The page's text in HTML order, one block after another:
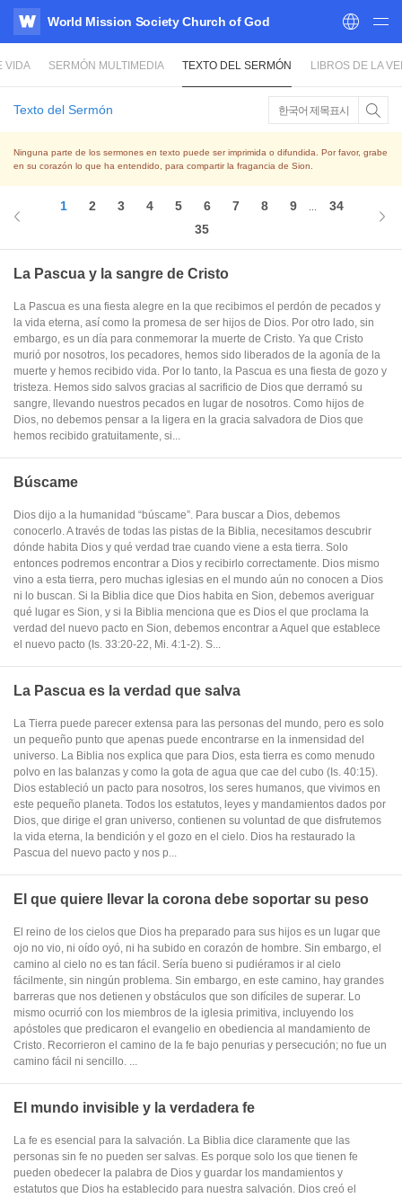
WATV
World Mission Society Church of God
VIDA SERMÓN MULTIMEDIA TEXTO DEL SERMÓN LIBROS DE LA
Texto del Sermón 한국어 제목표시
Ninguna parte de los sermones en texto puede ser imprimida o difundida. Por favor, grabe
en su corazón lo que ha entendido, para compartir la fragancia de Sion.
1 2 3 4 5 6 7 8 9
34
35
La Pascua y la sangre de Cristo
La Pascua es una fiesta alegre en la que recibimos el perdón de pecados y
la vida eterna, así como la promesa de ser hijos de Dios. Por otro lado, sin
embargo, es un día para conmemorar la muerte de Cristo. Ya que Cristo
murió por nosotros, los pecadores, hemos sido liberados de la agonía de la
muerte y hemos recibido vida. Por lo tanto, la Pascua es una fiesta de gozo y
tristeza. Hemos sido salvos gracias al sacrificio de Dios que derramó su
sangre, llevando nuestros pecados en lugar de nosotros. Como hijos de
Dios, no debemos pensar a la ligera en la gracia salvadora de Dios que
hemos recibido gratuitamente, si...
Búscame
Dios dijo a la humanidad “búscame”. Para buscar a Dios, debemos
conocerlo. A través de todas las pistas de la Biblia, necesitamos descubrir
dónde habita Dios y qué verdad trae cuando viene a esta tierra. Solo
entonces podremos encontrar a Dios y recibirlo correctamente. Dios mismo
vino a esta tierra, pero muchas iglesias en el mundo aún no conocen a Dios
ni lo buscan. Si la Biblia dice que Dios habita en Sion, debemos averiguar
qué lugar es Sion, y si la Biblia menciona que es Dios el que proclama la
verdad del nuevo pacto en Sion, debemos encontrar a Aquel que establece
el nuevo pacto (Is. 33:20-22, Mi. 4:1-2). S...
La Pascua es la verdad que salva
La Tierra puede parecer extensa para las personas del mundo, pero es solo
un pequeño punto que apenas puede encontrarse en la inmensidad del
universo. La Biblia nos explica que para Dios, esta tierra es como menudo
polvo en las balanzas y como la gota de agua que cae del cubo (Is. 40:15).
Dios estableció un pacto para nosotros, los seres humanos, que vivimos en
este pequeño planeta. Todos los estatutos, leyes y mandamientos dados por
Dios, que dirige el gran universo, contienen su voluntad de que disfrutemos
la vida eterna, la bendición y el gozo en el cielo. Dios ha restaurado la
Pascua del nuevo pacto y nos p...
El que quiere llevar la corona debe soportar su peso
El reino de los cielos que Dios ha preparado para sus hijos es un lugar que
ojo no vio, ni oído oyó, ni ha subido en corazón de hombre. Sin embargo, el
camino al cielo no es tan fácil. Sería bueno si pudiéramos ir al cielo
fácilmente, sin ningún problema. Sin embargo, en este camino, hay grandes
barreras que nos detienen y obstáculos que son difíciles de superar. Lo
mismo ocurrió con los miembros de la iglesia primitiva, incluyendo los
apóstoles que predicaron el evangelio en obediencia al mandamiento de
Cristo. Recorrieron el camino de la fe bajo penurias y persecución; no fue un
camino fácil ni sencillo. ...
El mundo invisible y la verdadera fe
La fe es esencial para la salvación. La Biblia dice claramente que las
personas sin fe no pueden ser salvas. Es porque solo los que tienen fe
pueden obedecer la palabra de Dios y guardar los mandamientos y
estatutos que Dios ha establecido para nuestra salvación. Dios creó el